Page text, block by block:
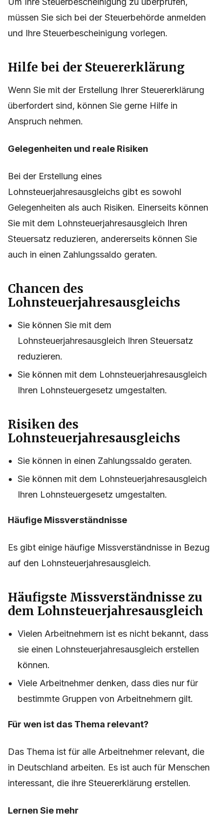
müssen Sie sich bei der Steuerbehörde anmelden
und Ihre Steuerbescheinigung vorlegen.
Hilfe bei der Steuererklärung
Wenn Sie mit der Erstellung Ihrer Steuererklärung
überfordert sind, können Sie gerne Hilfe in
Anspruch nehmen.
Gelegenheiten und reale Risiken
Bei der Erstellung eines
Lohnsteuerjahresausgleichs gibt es sowohl
Gelegenheiten als auch Risiken. Einerseits können
Sie mit dem Lohnsteuerjahresausgleich Ihren
Steuersatz reduzieren, andererseits können Sie
auch in einen Zahlungssaldo geraten.
Chancen des
Lohnsteuerjahresausgleichs
Sie können Sie mit dem
Lohnsteuerjahresausgleich Ihren Steuersatz
reduzieren.
Sie können mit dem Lohnsteuerjahresausgleich
Ihren Lohnsteuergesetz umgestalten.
Risiken des
Lohnsteuerjahresausgleichs
Sie können in einen Zahlungssaldo geraten.
Sie können mit dem Lohnsteuerjahresausgleich
Ihren Lohnsteuergesetz umgestalten.
Häufige Missverständnisse
Es gibt einige häufige Missverständnisse in Bezug
auf den Lohnsteuerjahresausgleich.
Häufigste Missverständnisse zu
dem Lohnsteuerjahresausgleich
Vielen Arbeitnehmern ist es nicht bekannt, dass
sie einen Lohnsteuerjahresausgleich erstellen
können.
Viele Arbeitnehmer denken, dass dies nur für
bestimmte Gruppen von Arbeitnehmern gilt.
Für wen ist das Thema relevant?
Das Thema ist für alle Arbeitnehmer relevant, die
in Deutschland arbeiten. Es ist auch für Menschen
interessant, die ihre Steuererklärung erstellen.
Lernen Sie mehr